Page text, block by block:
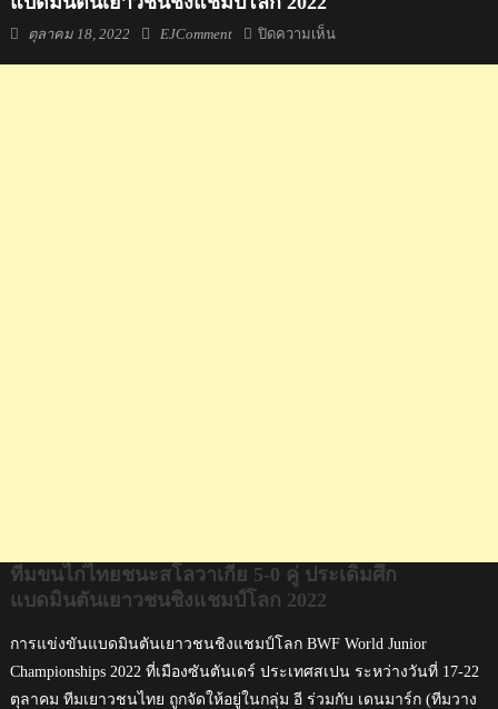
Posted
ตุลาคม 18, 2022 Author
EJComment ปิดความเห็นบน
ทีมขนไก่ไทยชนะสโลวาเกีย 5-0 คู่ ประเดิมศึก
แบดมินตันเยาวชนชิงแชมป์โลก 2022
การแข่งขันแบดมินตันเยาวชนชิงแชมป์โลก BWF World Junior
Championships 2022 ที่เมืองซันตันเดร์ ประเทศสเปน ระหว่างวันที่ 17-22
ตุลาคม ทีมเยาวชนไทย ถูกจัดให้อยู่ในกลุ่ม อี ร่วมกับ เดนมาร์ก (ทีมวาง